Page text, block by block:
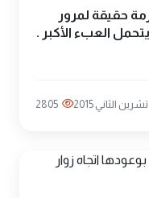
حقيقة لمرور
العبء الأكبر .
2805